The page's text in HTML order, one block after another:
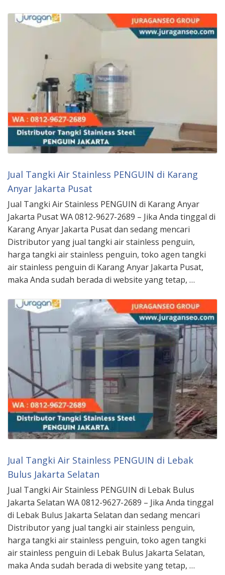
Jual Tangki Air Stainless PENGUIN di Karang
Anyar Jakarta Pusat
Jual Tangki Air Stainless PENGUIN di Karang Anyar
Jakarta Pusat WA 0812-9627-2689 – Jika Anda tinggal di
Karang Anyar Jakarta Pusat dan sedang mencari
Distributor yang jual tangki air stainless penguin,
harga tangki air stainless penguin, toko agen tangki
air stainless penguin di Karang Anyar Jakarta Pusat,
maka Anda sudah berada di website yang tetap, …
Jual Tangki Air Stainless PENGUIN di Lebak
Bulus Jakarta Selatan
Jual Tangki Air Stainless PENGUIN di Lebak Bulus
Jakarta Selatan WA 0812-9627-2689 – Jika Anda tinggal
di Lebak Bulus Jakarta Selatan dan sedang mencari
Distributor yang jual tangki air stainless penguin,
harga tangki air stainless penguin, toko agen tangki
air stainless penguin di Lebak Bulus Jakarta Selatan,
maka Anda sudah berada di website yang tetap, …